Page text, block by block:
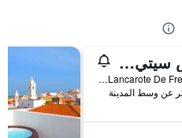
لاجوس سيتي سنتر جيست هاوس آند هوستل
Rua Lancarote De Freitas N 58, لاغوس (البرتغال), منطقة فارو, البرتغال